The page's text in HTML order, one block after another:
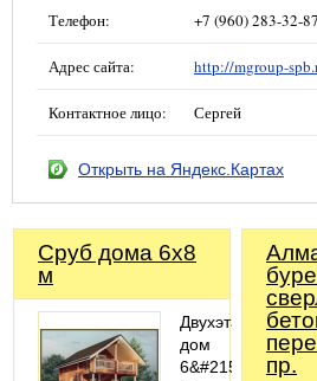
Телефон: +7 (960) 283-32-87
Адрес сайта: http://mgroup-
Контактное лицо: Сергей
Открыть на Яндекс.Картах
Сруб дома 6x8
м
Двухэтажный
дом
6&#215;8
пр.